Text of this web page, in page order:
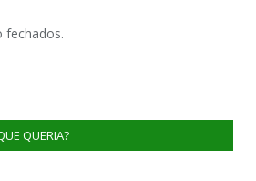
fechados.
QUERIA?